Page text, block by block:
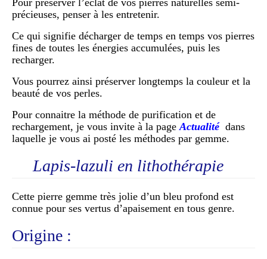
Pour préserver l’éclat de vos pierres naturelles semi-
précieuses, penser à les entretenir.
Ce qui signifie décharger de temps en temps vos pierres
fines de toutes les énergies accumulées, puis les
recharger.
Vous pourrez ainsi préserver longtemps la couleur et la
beauté de vos perles.
Pour connaitre la méthode de purification et de
rechargement, je vous invite à la pageActualité dans
laquelle je vous ai posté les méthodes par gemme.
Lapis-lazuli en lithothérapie
Cette pierre gemme très jolie d’un bleu profond est
connue pour ses vertus d’apaisement en tous genre.
Origine :